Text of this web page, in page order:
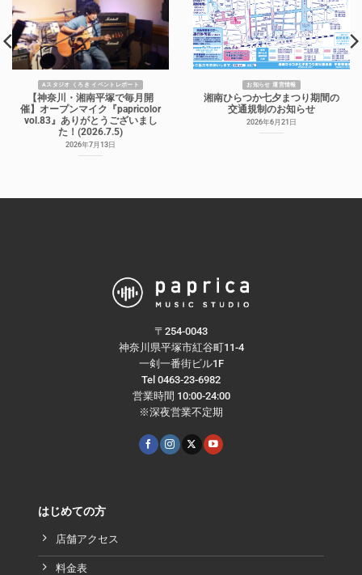
Aスタジオ くろき イベントレポート
【神奈川・湘南平塚で毎月開
催】オープンマイク『papricolor
vol.83』ありがとうございまし
た！(2026.7.5)
2026年7月13日
お知らせ 運営情報
湘南ひらつか七夕まつり期間の
交通規制のお知らせ
2026年6月21日
〒254-0043
神奈川県平塚市紅谷町11-4
一剣一番街ビル1F
Tel 0463-23-6982
営業時間 10:00-24:00
※深夜営業不定期
はじめての方
店舗アクセス
料金表